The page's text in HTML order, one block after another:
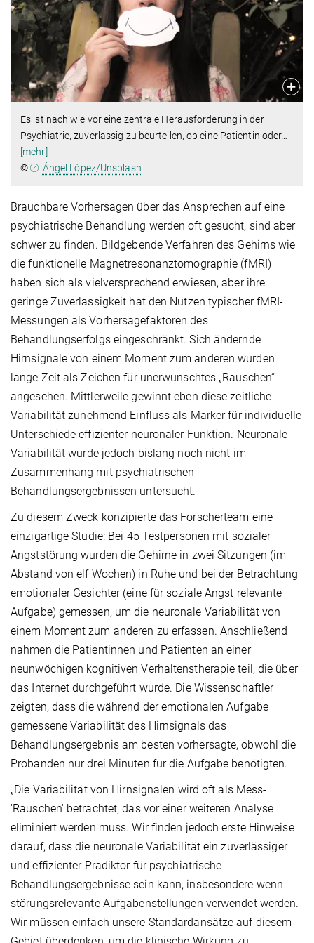
Es ist nach wie vor eine zentrale Herausforderung in der
Psychiatrie, zuverlässig zu beurteilen, ob eine Patientin oder…
[mehr]
©
Ángel López/Unsplash
Brauchbare Vorhersagen über das Ansprechen auf eine
psychiatrische Behandlung werden oft gesucht, sind aber
schwer zu finden. Bildgebende Verfahren des Gehirns wie
die funktionelle Magnetresonanztomographie (fMRI)
haben sich als vielversprechend erwiesen, aber ihre
geringe Zuverlässigkeit hat den Nutzen typischer fMRI-
Messungen als Vorhersagefaktoren des
Behandlungserfolgs eingeschränkt. Sich ändernde
Hirnsignale von einem Moment zum anderen wurden
lange Zeit als Zeichen für unerwünschtes „Rauschen“
angesehen. Mittlerweile gewinnt eben diese zeitliche
Variabilität zunehmend Einfluss als Marker für individuelle
Unterschiede effizienter neuronaler Funktion. Neuronale
Variabilität wurde jedoch bislang noch nicht im
Zusammenhang mit psychiatrischen
Behandlungsergebnissen untersucht.
Zu diesem Zweck konzipierte das Forscherteam eine
einzigartige Studie: Bei 45 Testpersonen mit sozialer
Angststörung wurden die Gehirne in zwei Sitzungen (im
Abstand von elf Wochen) in Ruhe und bei der Betrachtung
emotionaler Gesichter (eine für soziale Angst relevante
Aufgabe) gemessen, um die neuronale Variabilität von
einem Moment zum anderen zu erfassen. Anschließend
nahmen die Patientinnen und Patienten an einer
neunwöchigen kognitiven Verhaltenstherapie teil, die über
das Internet durchgeführt wurde. Die Wissenschaftler
zeigten, dass die während der emotionalen Aufgabe
gemessene Variabilität des Hirnsignals das
Behandlungsergebnis am besten vorhersagte, obwohl die
Probanden nur drei Minuten für die Aufgabe benötigten.
„Die Variabilität von Hirnsignalen wird oft als Mess-
'Rauschen' betrachtet, das vor einer weiteren Analyse
eliminiert werden muss. Wir finden jedoch erste Hinweise
darauf, dass die neuronale Variabilität ein zuverlässiger
und effizienter Prädiktor für psychiatrische
Behandlungsergebnisse sein kann, insbesondere wenn
störungsrelevante Aufgabenstellungen verwendet werden.
Wir müssen einfach unsere Standardansätze auf diesem